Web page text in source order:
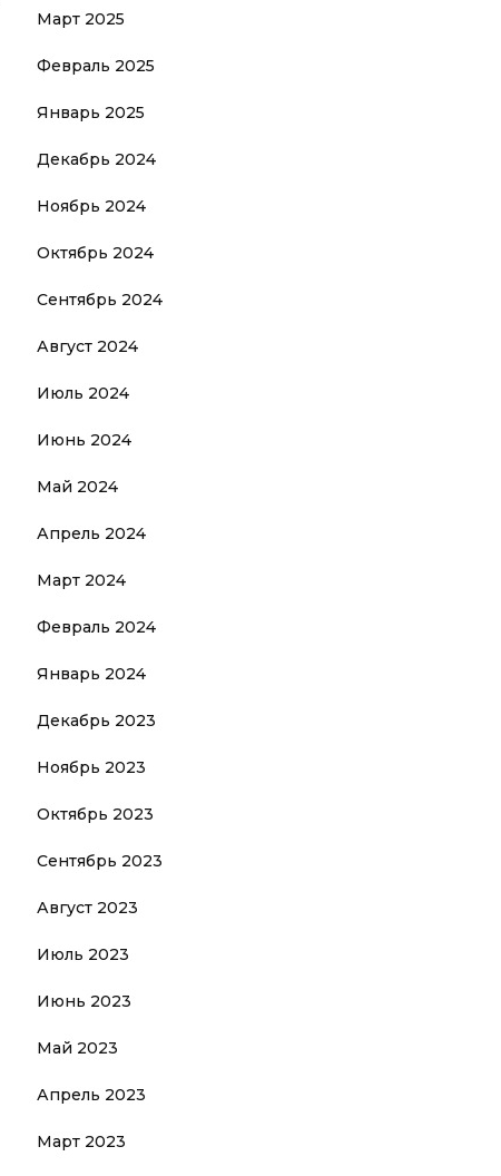
Март 2025
Февраль 2025
Январь 2025
Декабрь 2024
Ноябрь 2024
Октябрь 2024
Сентябрь 2024
Август 2024
Июль 2024
Июнь 2024
Май 2024
Апрель 2024
Март 2024
Февраль 2024
Январь 2024
Декабрь 2023
Ноябрь 2023
Октябрь 2023
Сентябрь 2023
Август 2023
Июль 2023
Июнь 2023
Май 2023
Апрель 2023
Март 2023